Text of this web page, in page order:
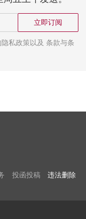
立即订阅
私政策以及 条款与条
投函投稿 违法删除